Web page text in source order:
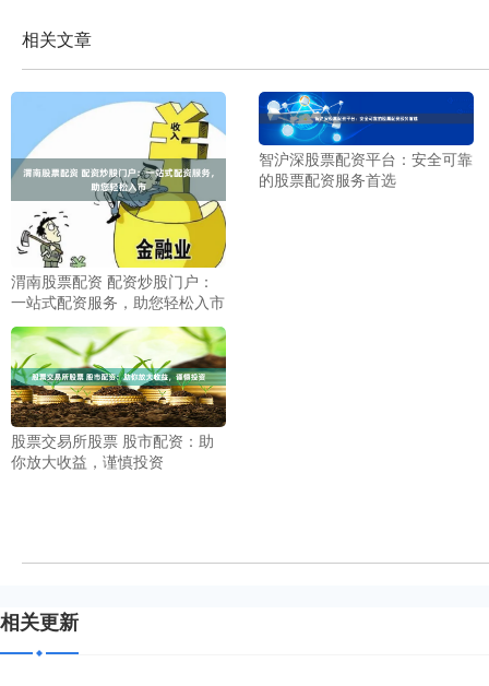
相关文章
渭南股票配资 配资炒股门户：
一站式配资服务，助您轻松入市
智沪深股票配资平台：安全可靠
的股票配资服务首选
股票交易所股票 股市配资：助
你放大收益，谨慎投资
相关更新